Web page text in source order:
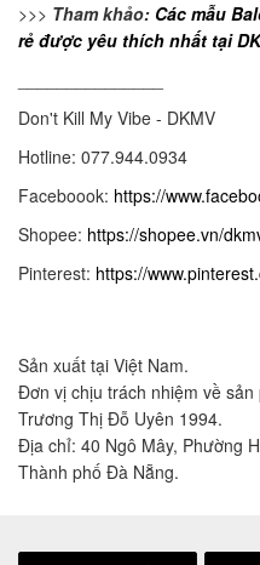
>>> Tham khảo: Các mẫu
rẻ được yêu thích nhất tại
Don't Kill My Vibe - DKMV
Hotline: 077.944.0934
Faceboook: https://
Shopee: https://shopee.vn/
Pinterest: https://
Sản xuất tại Việt Nam.
Đơn vị chịu trách nhiệm về
Trương Thị Đỗ Uyên 1994.
Địa chỉ: 40 Ngô Mây, Phường
Thành phố Đà Nẵng.